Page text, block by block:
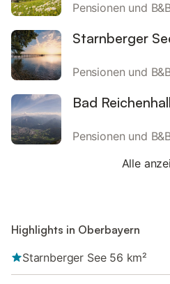
Pensionen und
Starnberger
Pensionen und
Bad Reichenhall
Pensionen und
Alle
Highlights in Oberbayern
Starnberger See 56 km²